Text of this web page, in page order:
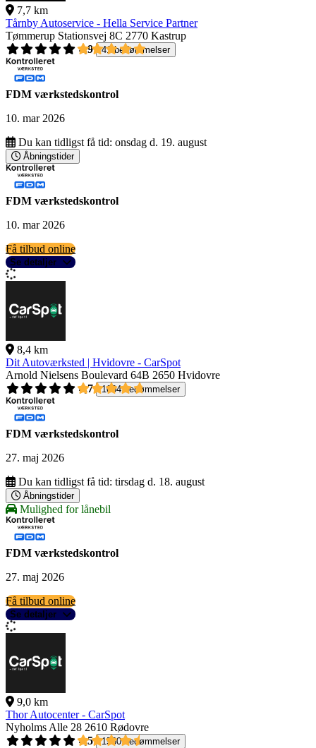
7,7 km
Tårnby Autoservice - Hella Service Partner
Tømmerup Stationsvej 8C 2770 Kastrup
4,9
41 bedømmelser
FDM værkstedskontrol
10. mar 2026
Du kan tidligst få tid: onsdag d. 19. august
Åbningstider
FDM værkstedskontrol
10. mar 2026
Få tilbud online
Se detaljer
8,4 km
Dit Autoværksted | Hvidovre - CarSpot
Arnold Nielsens Boulevard 64B 2650 Hvidovre
4,7
1004 bedømmelser
FDM værkstedskontrol
27. maj 2026
Du kan tidligst få tid: tirsdag d. 18. august
Åbningstider
Mulighed for lånebil
FDM værkstedskontrol
27. maj 2026
Få tilbud online
Se detaljer
9,0 km
Thor Autocenter - CarSpot
Nyholms Alle 28 2610 Rødovre
4,5
1560 bedømmelser